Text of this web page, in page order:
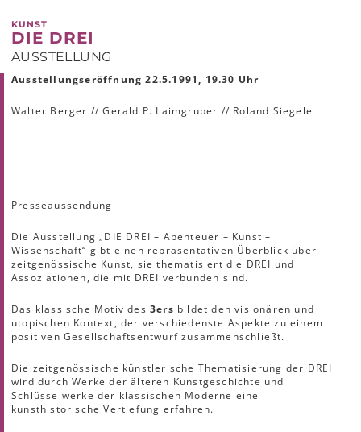
KUNST
DIE DREI
AUSSTELLUNG
Ausstellungseröffnung 22.5.1991, 19.30 Uhr
Walter Berger // Gerald P. Laimgruber // Roland Siegele
Presseaussendung
Die Ausstellung „DIE DREI – Abenteuer – Kunst –
Wissenschaft“ gibt einen repräsentativen Überblick über
zeitgenössische Kunst, sie thematisiert die DREI und
Assoziationen, die mit DREI verbunden sind.
Das klassische Motiv des 3ers bildet den visionären und
utopischen Kontext, der verschiedenste Aspekte zu einem
positiven Gesellschaftsentwurf zusammenschließt.
Die zeitgenössische künstlerische Thematisierung der DREI
wird durch Werke der älteren Kunstgeschichte und
Schlüsselwerke der klassischen Moderne eine
kunsthistorische Vertiefung erfahren.